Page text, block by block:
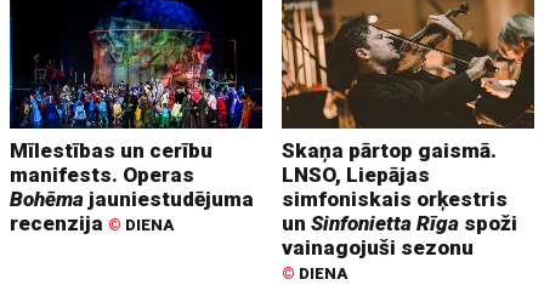
Mīlestības un cerību
manifests. Operas
Bohēma jauniestudējuma
recenzija © DIENA
Skaņa pārtop gaismā.
LNSO, Liepājas
simfoniskais orķestris
unSinfonietta Rīga spoži
vainagojuši sezonu
© DIENA